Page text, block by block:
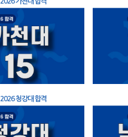
2026 청강대 합격